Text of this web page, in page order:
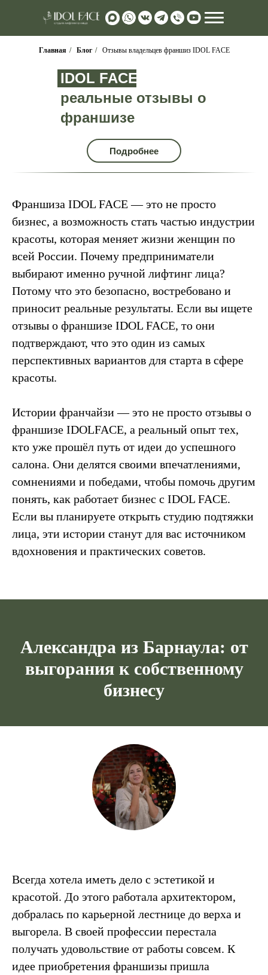
Главная / Блог / Отзывы владельцев франшиз IDOL FACE
IDOL FACE
реальные отзывы о
франшизе
Подробнее
Франшиза IDOL FACE — это не просто
бизнес, а возможность стать частью индустрии
красоты, которая меняет жизни женщин по
всей России. Почему предприниматели
выбирают именно ручной лифтинг лица?
Потому что это безопасно, востребовано и
приносит реальные результаты. Если вы ищете
отзывы о франшизе IDOL FACE, то они
подтверждают, что это один из самых
перспективных вариантов для старта в сфере
красоты.
Истории франчайзи — это не просто отзывы о
франшизе IDOLFACE, а реальный опыт тех,
кто уже прошёл путь от идеи до успешного
салона. Они делятся своими впечатлениями,
сомнениями и победами, чтобы помочь другим
понять, как работает бизнес с IDOL FACE.
Если вы планируете открыть студию подтяжки
лица, эти истории станут для вас источником
вдохновения и практических советов.
Александра из Барнаула: от
выгорания к собственному
бизнесу
Всегда хотела иметь дело с эстетикой и
красотой. До этого работала архитектором,
добралась по карьерной лестнице до верха и
выгорела. В своей профессии перестала
получать удовольствие от работы совсем. К
идее приобретения франшизы пришла